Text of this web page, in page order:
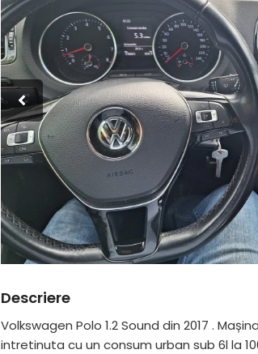
Descriere
Volkswagen Polo 1.2 Sound din 2017 .
intretinuta cu un consum urban sub 6l la